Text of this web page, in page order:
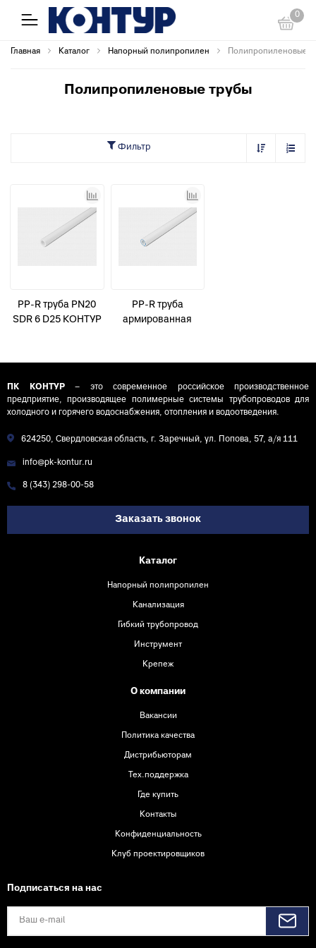
0
Главная Каталог Напорный полипропилен Полипропиленовые
Полипропиленовые трубы
Фильтр
PP-R труба PN20
SDR 6 D25 КОНТУР
PP-R труба
армированная
КОНТУР 2м
ПК КОНТУР– это современное российское производственное
предприятие, производящее полимерные системы трубопроводов для
холодного и горячего водоснабжения, отопления и водоотведения.
624250, Свердловская область, г. Заречный, ул. Попова, 57, а/я 111
info@pk-kontur.ru
8 (343) 298-00-58
Заказать звонок
Каталог
Напорный полипропилен
Канализация
Гибкий трубопровод
Инструмент
Крепеж
О компании
Вакансии
Политика качества
Дистрибьюторам
Тех.поддержка
Где купить
Контакты
Конфиденциальность
Клуб проектировщиков
Подписаться на нас